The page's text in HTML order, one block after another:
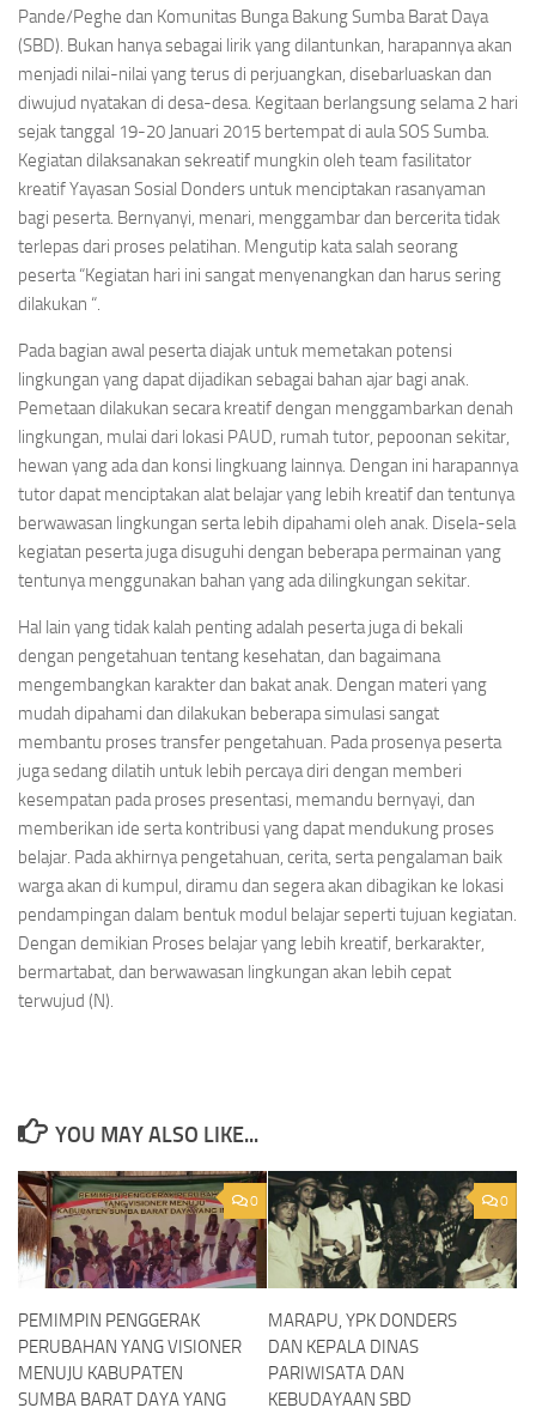
Pande/Peghe dan Komunitas Bunga Bakung Sumba Barat Daya
(SBD). Bukan hanya sebagai lirik yang dilantunkan, harapannya akan
menjadi nilai-nilai yang terus di perjuangkan, disebarluaskan dan
diwujud nyatakan di desa-desa. Kegitaan berlangsung selama 2 hari
sejak tanggal 19-20 Januari 2015 bertempat di aula SOS Sumba.
Kegiatan dilaksanakan sekreatif mungkin oleh team fasilitator
kreatif Yayasan Sosial Donders untuk menciptakan rasanyaman
bagi peserta. Bernyanyi, menari, menggambar dan bercerita tidak
terlepas dari proses pelatihan. Mengutip kata salah seorang
peserta “Kegiatan hari ini sangat menyenangkan dan harus sering
dilakukan “.
Pada bagian awal peserta diajak untuk memetakan potensi
lingkungan yang dapat dijadikan sebagai bahan ajar bagi anak.
Pemetaan dilakukan secara kreatif dengan menggambarkan denah
lingkungan, mulai dari lokasi PAUD, rumah tutor, pepoonan sekitar,
hewan yang ada dan konsi lingkuang lainnya. Dengan ini harapannya
tutor dapat menciptakan alat belajar yang lebih kreatif dan tentunya
berwawasan lingkungan serta lebih dipahami oleh anak. Disela-sela
kegiatan peserta juga disuguhi dengan beberapa permainan yang
tentunya menggunakan bahan yang ada dilingkungan sekitar.
Hal lain yang tidak kalah penting adalah peserta juga di bekali
dengan pengetahuan tentang kesehatan, dan bagaimana
mengembangkan karakter dan bakat anak. Dengan materi yang
mudah dipahami dan dilakukan beberapa simulasi sangat
membantu proses transfer pengetahuan. Pada prosenya peserta
juga sedang dilatih untuk lebih percaya diri dengan memberi
kesempatan pada proses presentasi, memandu bernyayi, dan
memberikan ide serta kontribusi yang dapat mendukung proses
belajar. Pada akhirnya pengetahuan, cerita, serta pengalaman baik
warga akan di kumpul, diramu dan segera akan dibagikan ke lokasi
pendampingan dalam bentuk modul belajar seperti tujuan kegiatan.
Dengan demikian Proses belajar yang lebih kreatif, berkarakter,
bermartabat, dan berwawasan lingkungan akan lebih cepat
terwujud (N).
YOU MAY ALSO LIKE...
0
PEMIMPIN PENGGERAK
PERUBAHAN YANG VISIONER
MENUJU KABUPATEN
SUMBA BARAT DAYA YANG
0
MARAPU, YPK DONDERS
DAN KEPALA DINAS
PARIWISATA DAN
KEBUDAYAAN SBD